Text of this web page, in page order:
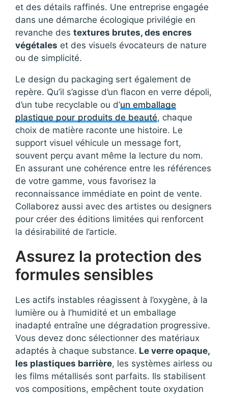
et des détails raffinés. Une entreprise engagée
dans une démarche écologique privilégie en
revanche des textures brutes, des encres
végétales et des visuels évocateurs de nature
ou de simplicité.
Le design du packaging sert également de
repère. Qu’il s’agisse d’un flacon en verre dépoli,
d’un tube recyclable ou d’un emballage
plastique pour produits de beauté, chaque
choix de matière raconte une histoire. Le
support visuel véhicule un message fort,
souvent perçu avant même la lecture du nom.
En assurant une cohérence entre les références
de votre gamme, vous favorisez la
reconnaissance immédiate en point de vente.
Collaborez aussi avec des artistes ou designers
pour créer des éditions limitées qui renforcent
la désirabilité de l’article.
Assurez la protection des
formules sensibles
Les actifs instables réagissent à l’oxygène, à la
lumière ou à l’humidité et un emballage
inadapté entraîne une dégradation progressive.
Vous devez donc sélectionner des matériaux
adaptés à chaque substance. Le verre opaque,
les plastiques barrière, les systèmes airless ou
les films métallisés sont parfaits. Ils stabilisent
vos compositions, empêchent toute oxydation